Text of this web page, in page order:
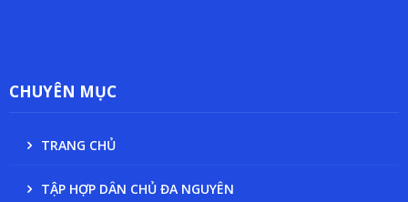
CHUYÊN MỤC
TRANG CHỦ
TẬP HỢP DÂN CHỦ ĐA NGUYÊN